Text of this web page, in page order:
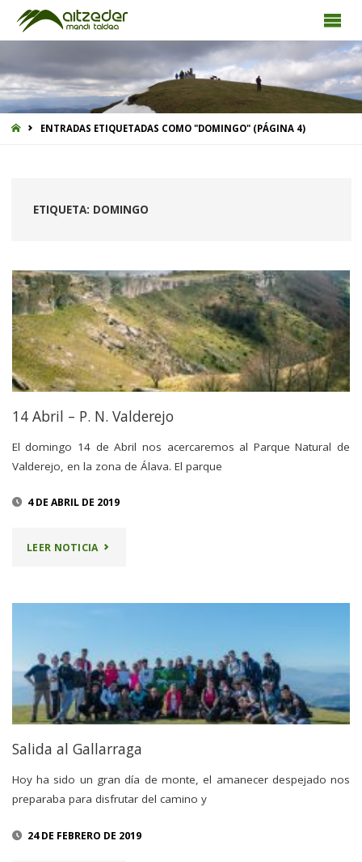
INICIOENTRADAS ETIQUETADAS COMO "DOMINGO"(PÁGINA 4)
ETIQUETA: DOMINGO
14 Abril – P. N. Valderejo
El domingo 14 de Abril nos acercaremos al Parque Natural de
Valderejo, en la zona de Álava. El parque
4 DE ABRIL DE 2019
LEER NOTICIA"14
N.
VALDEREJO"
Salida al Gallarraga
Hoy ha sido un gran día de monte, el amanecer despejado nos
preparaba para disfrutar del camino y
24 DE FEBRERO DE 2019